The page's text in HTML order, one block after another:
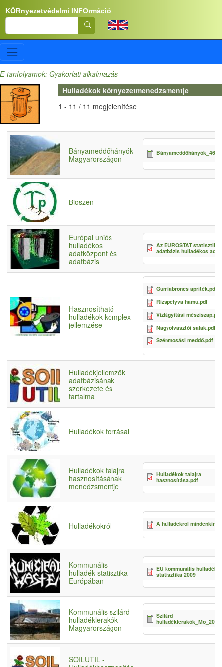
Ugrás a tartalomra
KÖRnyezetvédelmi INFOrmáció
Search
E-tanfolyamok: Gyakorlati alkalmazás
Hulladékok környezetmenedzsmentje
1 - 11 / 11 megjelenítése
Bányameddőhányók
Magyarországon
Bioszén
Európai uniós
hulladékos
adatközpont és
adatbázis
Az EUROSTAT statisztikai
adatbázis hulladékos
Hasznosítható
hulladékok komplex
jellemzése
Gumiabroncs apríték.pdf
Rizspelyva hamu.pdf
Vízlágyítási mésziszap.pdf
Nagyolvasztói salak.pdf
Szénmosási meddő.pdf
Hulladékjellemzők
adatbázisának
szerkezete és
tartalma
Hulladékok forrásai
Hulladékok talajra
hasznosításának
menedzsmentje
Hulladékok talajra
hasznosítása.pdf
Hulladékokról A hulladekrol
Kommunális
hulladék statisztika
Európában
EU kommunális hulladék
statisztika 2009
Kommunális szilárd
hulladéklerakók
Magyarországon
Szilárd
SOILUTIL -